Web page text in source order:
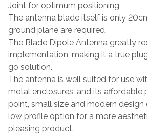
Joint for optimum positioning
The antenna blade itself is only
ground plane are required.
The Blade Dipole Antenna greatly
implementation, making it a true
go solution.
The antenna is well suited for use
metal enclosures, and its affordable
point, small size and modern
low profile option for a more
pleasing product.